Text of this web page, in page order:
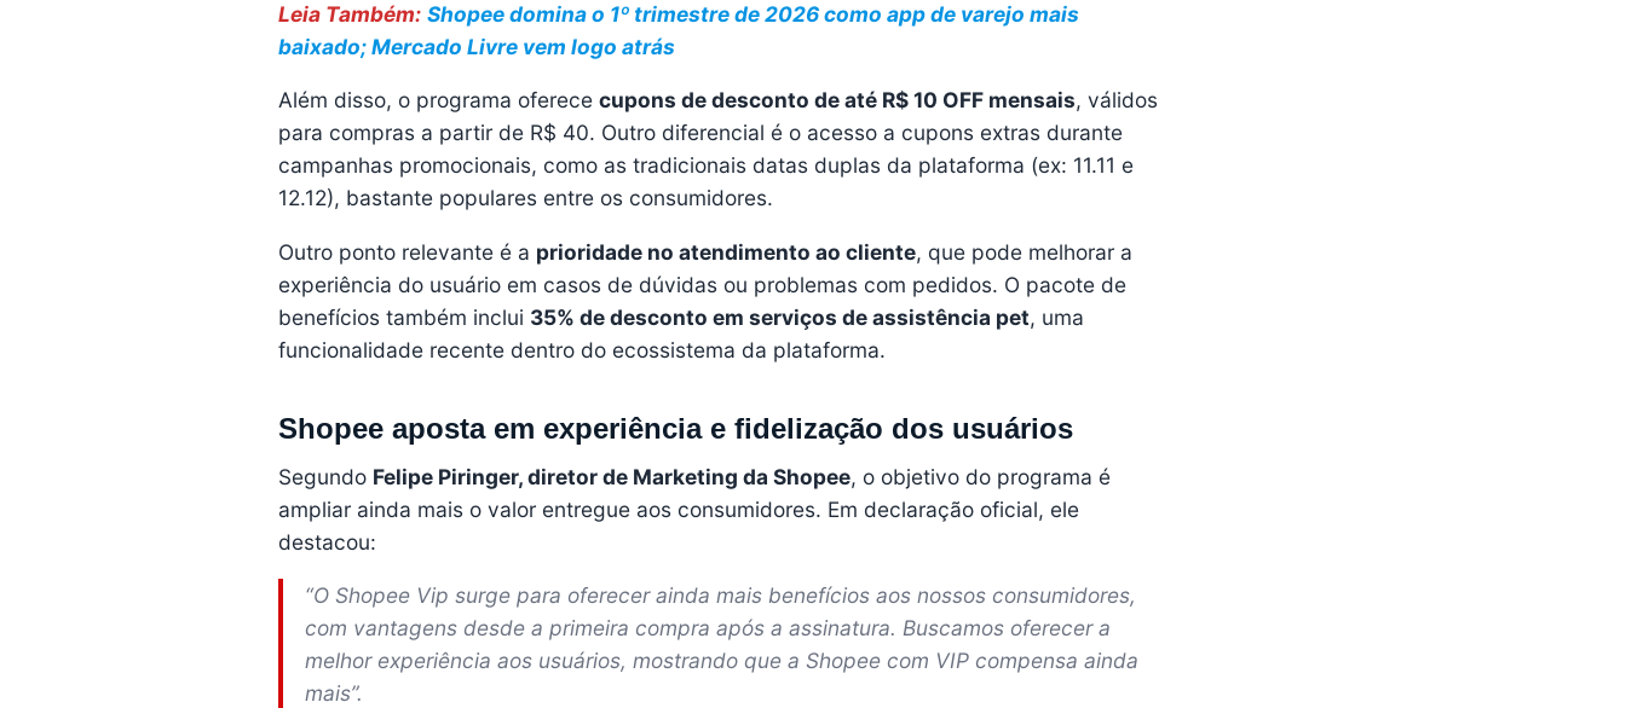
Leia Também: Shopee domina o 1º trimestre de 2026 como app de varejo mais
baixado; Mercado Livre vem logo atrás
Além disso, o programa oferece cupons de desconto de até R$ 10 OFF mensais, válidos
para compras a partir de R$ 40. Outro diferencial é o acesso a cupons extras durante
campanhas promocionais, como as tradicionais datas duplas da plataforma (ex: 11.11 e
12.12), bastante populares entre os consumidores.
Outro ponto relevante é a prioridade no atendimento ao cliente, que pode melhorar a
experiência do usuário em casos de dúvidas ou problemas com pedidos. O pacote de
benefícios também inclui 35% de desconto em serviços de assistência pet, uma
funcionalidade recente dentro do ecossistema da plataforma.
Shopee aposta em experiência e fidelização dos usuários
Segundo Felipe Piringer, diretor de Marketing da Shopee, o objetivo do programa é
ampliar ainda mais o valor entregue aos consumidores. Em declaração oficial, ele
destacou:
“O Shopee Vip surge para oferecer ainda mais benefícios aos nossos consumidores,
com vantagens desde a primeira compra após a assinatura. Buscamos oferecer a
melhor experiência aos usuários, mostrando que a Shopee com VIP compensa ainda
mais”.